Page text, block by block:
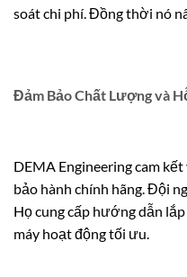
soát chi phí. Đồng thời nó
Đảm Bảo Chất Lượng và
DEMA Engineering cam
bảo hành chính hãng. Đội
Họ cung cấp hướng dẫn
máy hoạt động tối ưu.